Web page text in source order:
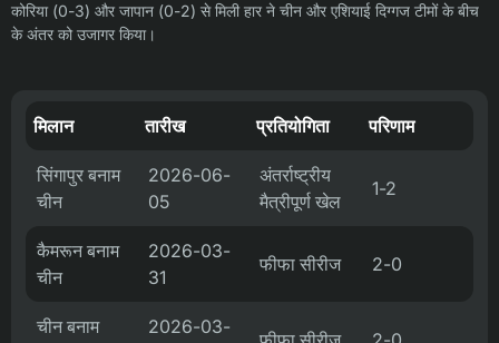
कोरिया (0-3) और जापान (0-2) से मिली हार ने चीन और एशियाई दिग्गज टीमों के बीच
के अंतर को उजागर किया।
मिलान तारीख प्रतियोगिता परिणाम
सिंगापुर बनाम
चीन
2026-06-
05
अंतर्राष्ट्रीय
मैत्रीपूर्ण खेल
1-2
कैमरून बनाम
चीन
2026-03-
31
फीफा सीरीज 2-0
चीन बनाम
2026-03-